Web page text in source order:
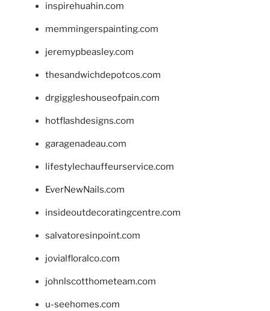
inspirehuahin.com
memmingerspainting.com
jeremypbeasley.com
thesandwichdepotcos.com
drgiggleshouseofpain.com
hotflashdesigns.com
garagenadeau.com
lifestylechauffeurservice.com
EverNewNails.com
insideoutdecoratingcentre.com
salvatoresinpoint.com
jovialfloralco.com
johnlscotthometeam.com
u-seehomes.com